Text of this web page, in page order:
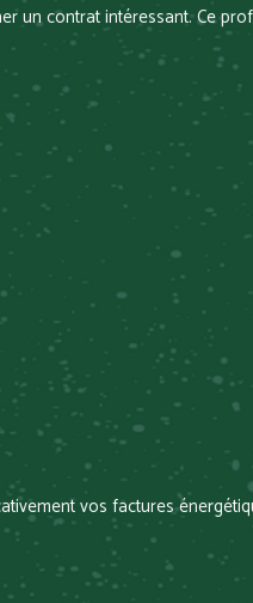
un contrat intéressant. Ce
vos factures